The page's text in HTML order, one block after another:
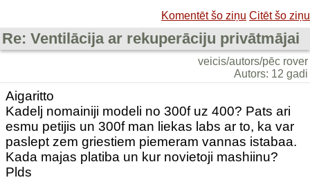
Komentēt šo ziņu Citēt šo ziņu
Re: Ventilācija ar rekuperāciju privātmājai
veicis/autors/pēc rover
Autors: 12 gadi
Aigaritto
Kadelj nomainiji modeli no 300f uz 400? Pats ari
esmu petijis un 300f man liekas labs ar to, ka var
paslept zem griestiem piemeram vannas istabaa.
Kada majas platiba un kur novietoji mashiinu?
Plds